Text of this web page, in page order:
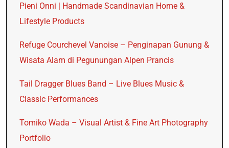
Pieni Onni | Handmade Scandinavian Home &
Lifestyle Products
Refuge Courchevel Vanoise – Penginapan Gunung &
Wisata Alam di Pegunungan Alpen Prancis
Tail Dragger Blues Band – Live Blues Music &
Classic Performances
Tomiko Wada – Visual Artist & Fine Art Photography
Portfolio